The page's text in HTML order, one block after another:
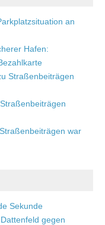
an
Hafen:
Straßenbeiträgen
war
Sekunde
gegen